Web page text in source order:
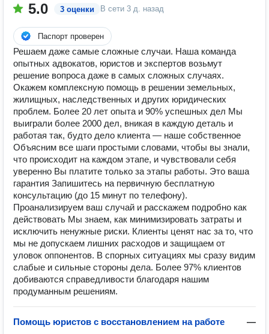
5.0 3 оценки В сети 3 д. назад
Паспорт проверен
Решаем даже самые сложные случаи. Наша команда
опытных адвокатов, юристов и экспертов возьмут
решение вопроса даже в самых сложных случаях.
Окажем комплексную помощь в решении земельных,
жилищных, наследственных и других юридических
проблем. Более 20 лет опыта и 90% успешных дел Мы
выиграли более 2000 дел, вникая в каждую деталь и
работая так, будто дело клиента — наше собственное
Объясним все шаги простыми словами, чтобы вы знали,
что происходит на каждом этапе, и чувствовали себя
уверенно Вы платите только за этапы работы. Это ваша
гарантия Запишитесь на первичную бесплатную
консультацию (до 15 минут по телефону).
Проанализируем ваш случай и расскажем подробно как
действовать Мы знаем, как минимизировать затраты и
исключить ненужные риски. Клиенты ценят нас за то, что
мы не допускаем лишних расходов и защищаем от
уловок оппонентов. В спорных ситуациях мы сразу видим
слабые и сильные стороны дела. Более 97% клиентов
добиваются справедливости благодаря нашим
продуманным решениям.
Помощь юристов с восстановлением на работе —